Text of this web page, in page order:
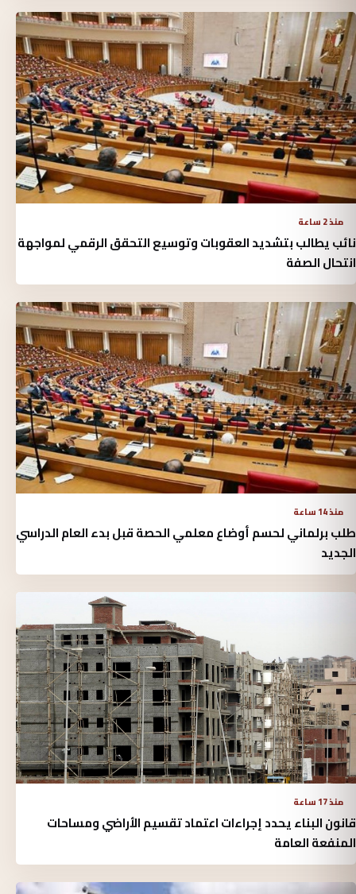
منذ 2 ساعة
نائب يطالب بتشديد العقوبات وتوسيع التحقق الرقمي لمواجهة
انتحال الصفة
منذ 14 ساعة
طلب برلماني لحسم أوضاع معلمي الحصة قبل بدء العام الدراسي
الجديد
منذ 17 ساعة
قانون البناء يحدد إجراءات اعتماد تقسيم الأراضي ومساحات
المنفعة العامة